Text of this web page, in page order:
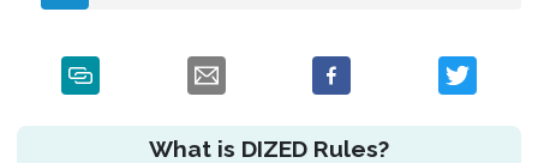
What is DIZED Rules?